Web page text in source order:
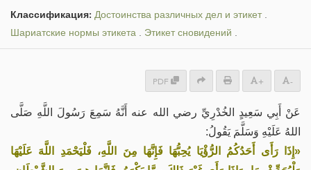
Классификация: Достоинства различных дел и этикет.
Шариатские нормы этикета . Этикет сновидений .
PDF + -
عَنْ أَبِي سَعِيدٍ الخُدْرِيِّ رضي الله عنه أَنَّهُ سَمِعَ رَسُولَ اللَّهِ صَلَّى
اللهُ عَلَيْهِ وَسَلَّمَ يَقُولُ:
«إِذَا رَأَى أَحَدُكُمُ الرُّؤْيَا يُحِبُّهَا فَإِنَّهَا مِنَ اللَّهِ، فَلْيَحْمَدِ اللَّهَ عَلَيْهَا